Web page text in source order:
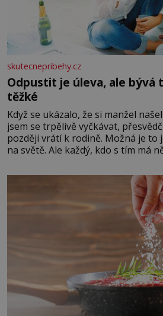
skutecnepribehy.cz
Odpustit je úleva, ale bývá
těžké
Když se ukázalo, že si manžel
jsem se trpělivě vyčkávat,
později vrátí k rodině. Možná je to
na světě. Ale každý, kdo s tím má
Když se ke mně doneslo, že si